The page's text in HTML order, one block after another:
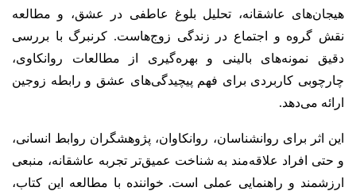
هیجان‌های عاشقانه، تحلیل بلوغ عاطفی در عشق، و مطالعه
نقش گروه و اجتماع در زندگی زوج‌هاست. کرنبرگ با بررسی
دقیق نمونه‌های بالینی و بهره‌گیری از مطالعات روانکاوی،
چارچوبی کاربردی برای فهم پیچیدگی‌های عشق و رابطه زوجین
ارائه می‌دهد.
این اثر برای روانشناسان، روانکاوان، پژوهشگران روابط انسانی،
و حتی افراد علاقه‌مند به شناخت عمیق‌تر تجربه عاشقانه، منبعی
ارزشمند و راهنمایی عملی است. خواننده با مطالعه این کتاب،